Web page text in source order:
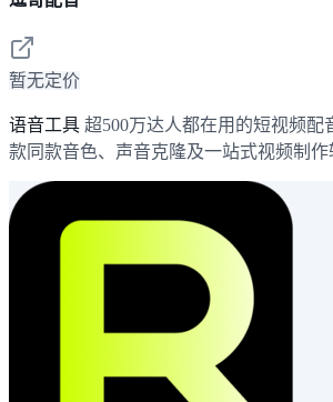
暂无定价
语音工具 超500万达人都在用的短视频配
款同款音色、声音克隆及一站式视频制作